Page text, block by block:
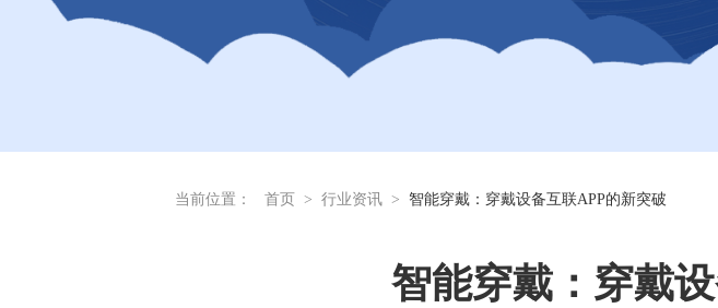
当前位置： 首页 > 行业资讯 > 智能穿戴：穿戴设备互联APP的新突破
智能穿戴：穿戴